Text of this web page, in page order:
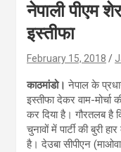
नेपाली पीएम
इस्तीफा
February 15, 2018
काठमांडो। नेपाल के
इस्तीफा देकर वाम-
कर दिया है। गौरतलब है
चुनावों में पार्टी की बुरी
है। देउबा सीपीएन